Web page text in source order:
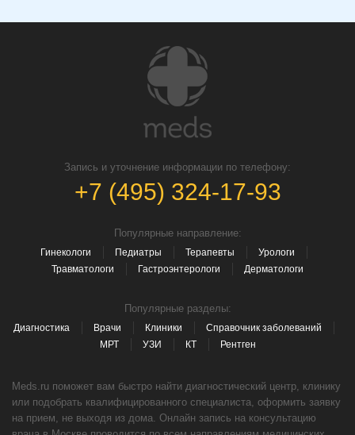
Запись и уточнение информации по телефону:
+7 (495) 324-17-93
Популярные направление:
Гинекологи Педиатры Терапевты
Урологи
Травматологи
Гастроэнтерологи Дерматологи
Популярные разделы:
Диагностика Врачи Клиники
Справочник заболеваний
МРТ
УЗИ КТ Рентген
Meds.ru поможет вам быстро найти диагностический центр, клинику
или подобрать квалифицированного специалиста, оформить заявку
на прием, не выходя из дома. Онлайн запись на консультацию